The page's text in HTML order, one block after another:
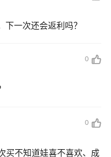
一次还会返利吗？
0
0
买不知道娃喜不喜欢、成